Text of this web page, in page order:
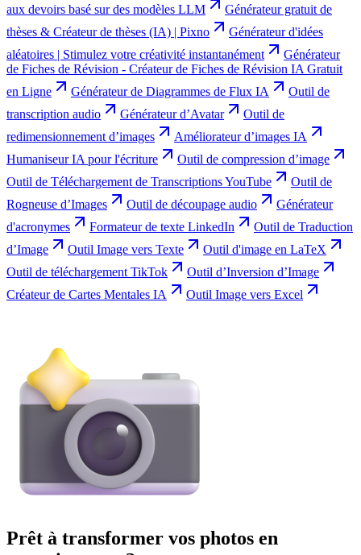
aux devoirs basé sur des modèles LLM
Générateur gratuit de
thèses & Créateur de thèses (IA) | Pixno
Générateur d'idées
aléatoires | Stimulez votre créativité instantanément
Générateur
de Fiches de Révision - Créateur de Fiches de Révision IA Gratuit
en Ligne
Générateur de Diagrammes de Flux IA
Outil de
transcription audio
Générateur d’Avatar
Outil de
redimensionnement d’images
Améliorateur d’images IA
Humaniseur IA pour l'écriture
Outil de compression d’image
Outil de Téléchargement de Transcriptions YouTube
Outil de
Rogneuse d’Images
Outil de découpage audio
Générateur
d'acronymes
Formateur de texte LinkedIn
Outil de Traduction
d’Image
Outil Image vers Texte
Outil d'image en LaTeX
Outil de téléchargement TikTok
Outil d’Inversion d’Image
Créateur de Cartes Mentales IA
Outil Image vers Excel
Prêt à transformer vos photos en